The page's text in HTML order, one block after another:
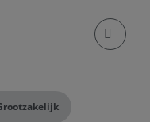
klik om